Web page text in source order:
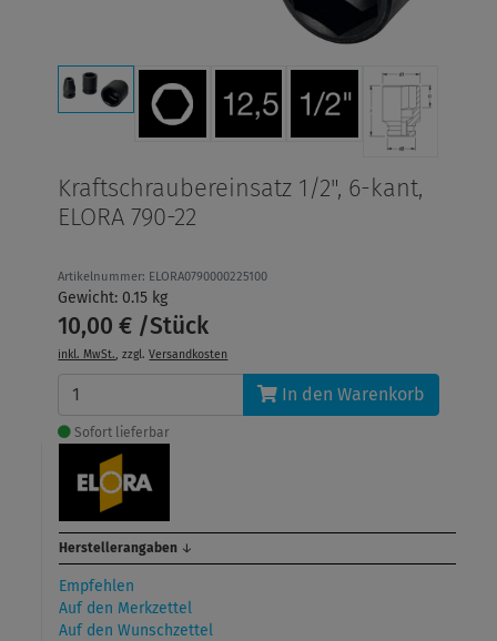
Kraftschraubereinsatz 1/2", 6-kant,
ELORA 790-22
Artikelnummer: ELORA0790000225100
Gewicht: 0.15 kg
10,00 € /Stück
inkl. MwSt., zzgl.Versandkosten
In den Warenkorb
Sofort lieferbar
Herstellerangaben ↓
Empfehlen
Auf den Merkzettel
Auf den Wunschzettel